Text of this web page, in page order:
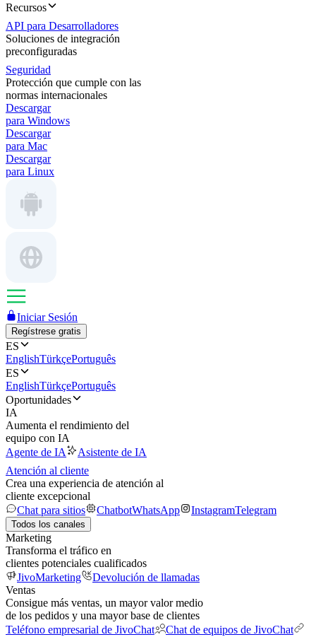
Recursos
API para Desarrolladores
Soluciones de integración
preconfiguradas
Seguridad
Protección que cumple con las
normas internacionales
Descargar
para Windows
Descargar
para Mac
Descargar
para Linux
Iniciar Sesión
Regístrese gratis
ES
EnglishTürkçePortuguês
ES
EnglishTürkçePortuguês
Oportunidades
IA
Aumenta el rendimiento del
equipo con IA
Agente de IA
Asistente de IA
Atención al cliente
Crea una experiencia de atención al
cliente excepcional
Chat para sitios
ChatbotWhatsApp InstagramTelegram
Todos los canales
Marketing
Transforma el tráfico en
clientes potenciales cualificados
JivoMarketing
Devolución de llamadas
Ventas
Consigue más ventas, un mayor valor medio
de los pedidos y una mayor base de clientes
Teléfono empresarial de JivoChat
Chat de equipos de JivoChat